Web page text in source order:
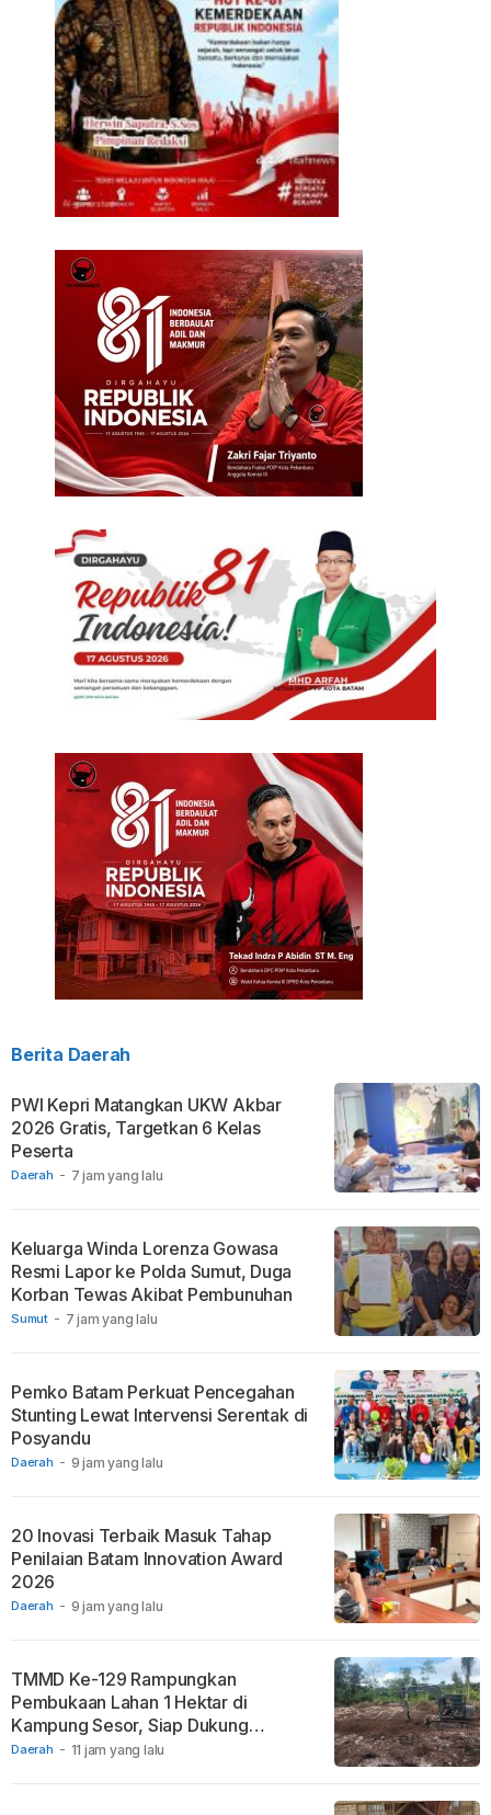
Berita Daerah
Daerah - 7 jam yang lalu
PWI Kepri Matangkan UKW Akbar
2026 Gratis, Targetkan 6 Kelas
Peserta
Sumut - 7 jam yang lalu
Keluarga Winda Lorenza Gowasa
Resmi Lapor ke Polda Sumut, Duga
Korban Tewas Akibat Pembunuhan
Daerah - 9 jam yang lalu
Pemko Batam Perkuat Pencegahan
Stunting Lewat Intervensi Serentak di
Posyandu
Daerah - 9 jam yang lalu
20 Inovasi Terbaik Masuk Tahap
Penilaian Batam Innovation Award
2026
Daerah - 11 jam yang lalu
TMMD Ke-129 Rampungkan
Pembukaan Lahan 1 Hektar di
Kampung Sesor, Siap Dukung
Ketahanan Pangan